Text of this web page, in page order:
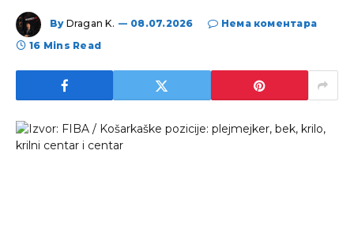
By Dragan K. 08.07.2026
Нема коментара
16 Mins Read